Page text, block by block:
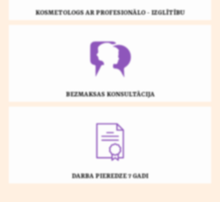
KOSMETOLOGS AR PROFESIONĀLO - IZGLĪTĪBU
BEZMAKSAS KONSULTĀCIJA
DARBA PIEREDZE 7 GADI